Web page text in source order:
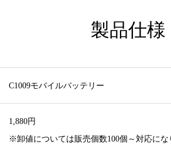
製品仕様
C1009モバイルバッテリー
1,880円
※卸値については販売個数100個～対応にな